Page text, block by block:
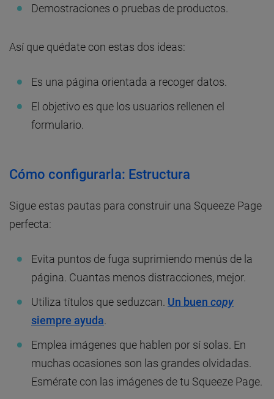
Demostraciones o pruebas de productos.
Así que quédate con estas dos ideas:
Es una página orientada a recoger datos.
El objetivo es que los usuarios rellenen el
formulario.
Cómo configurarla: Estructura
Sigue estas pautas para construir una Squeeze Page
perfecta:
Evita puntos de fuga suprimiendo menús de la
página. Cuantas menos distracciones, mejor.
Utiliza títulos que seduzcan. Un buen copy
siempre ayuda
Emplea imágenes que hablen por sí solas. En
muchas ocasiones son las grandes olvidadas.
Esmérate con las imágenes de tu Squeeze Page.